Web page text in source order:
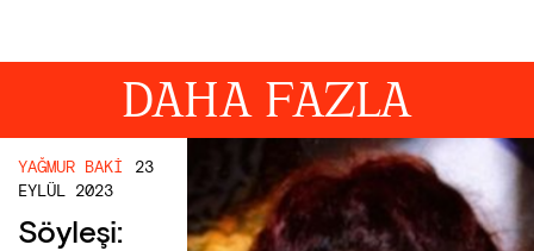
DAHA FAZLA
YAĞMUR BAKI
23
EYLÜL 2023
Söyleşi: